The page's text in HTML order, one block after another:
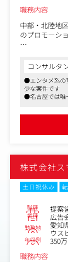
職務内容
中部・北陸地
のプロモーシ
社内営業チー
●宣伝におけ
●プレスリリ
●試写会など
●イベントデ
またイベント
くこともござ
コンサルタ
●エンタメ系の
少な案件です
●名古屋では唯
株式会社ス
土日祝休み
職種 提案
業種 広告
勤務地
愛知
ウス
年収例
350
職務内容